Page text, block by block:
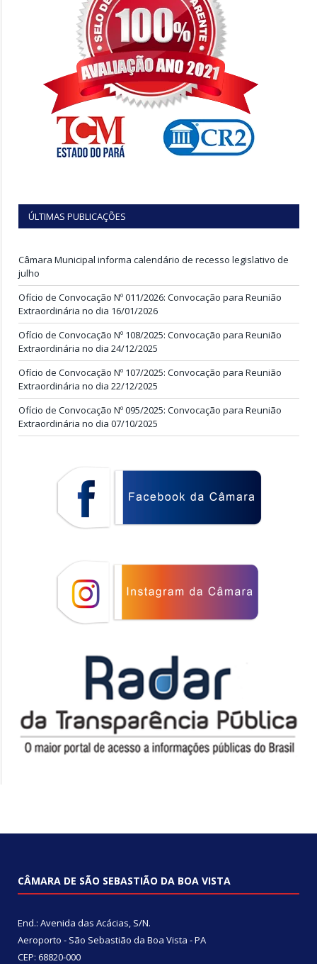
ÚLTIMAS PUBLICAÇÕES
Câmara Municipal informa calendário de recesso legislativo de
julho
Ofício de Convocação Nº 011/2026: Convocação para Reunião
Extraordinária no dia 16/01/2026
Ofício de Convocação Nº 108/2025: Convocação para Reunião
Extraordinária no dia 24/12/2025
Ofício de Convocação Nº 107/2025: Convocação para Reunião
Extraordinária no dia 22/12/2025
Ofício de Convocação Nº 095/2025: Convocação para Reunião
Extraordinária no dia 07/10/2025
CÂMARA DE SÃO SEBASTIÃO DA BOA VISTA
End.: Avenida das Acácias, S/N.
Aeroporto - São Sebastião da Boa Vista - PA
CEP: 68820-000